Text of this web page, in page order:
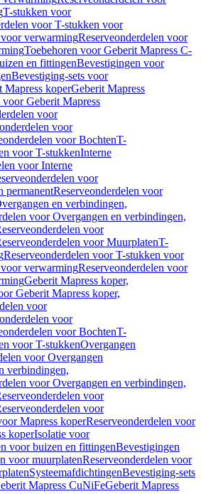
T-stukken voor
voor T-stukken voor
verwarmingReserveonderdelen voor
Toebehoren voor Geberit Mapress C-
en fittingenBevestigingen voor
Bevestiging-sets voor
Mapress koperGeberit Mapress
voor Geberit Mapress
voor
voor
voor BochtenT-
voor T-stukkenInterne
voor Interne
voor
permanentReserveonderdelen voor
en verbindingen,
voor Overgangen en verbindingen,
voor
voor MuurplatenT-
Reserveonderdelen voor T-stukken voor
verwarmingReserveonderdelen voor
Geberit Mapress koper,
Geberit Mapress koper,
voor
voor
voor BochtenT-
voor T-stukkenOvergangen
voor Overgangen
verbindingen,
voor Overgangen en verbindingen,
voor
voor
Mapress koperReserveonderdelen voor
koperIsolatie voor
voor buizen en fittingenBevestigingen
voor muurplatenReserveonderdelen voor
SysteemafdichtingenBevestiging-sets
Mapress CuNiFeGeberit Mapress